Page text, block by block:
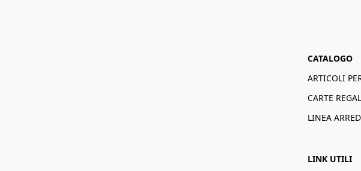
CATALOGO
ARTICOLI
CARTE
LINEA
LINK UTILI